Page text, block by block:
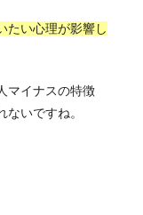
たい心理が影響し
マイナスの特徴
いですね。